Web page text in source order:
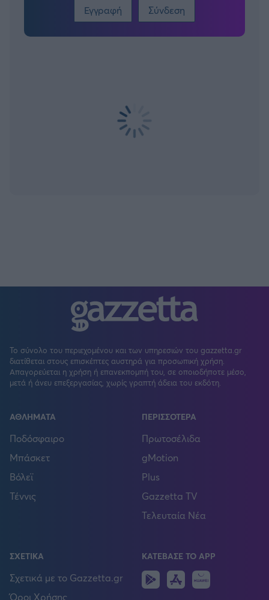
Εγγραφή Σύνδεση
Το σύνολο του περιεχομένου και των υπηρεσιών του gazzetta.gr
διατίθεται στους επισκέπτες αυστηρά για προσωπική χρήση.
Απαγορεύεται η χρήση ή επανεκπομπή του, σε οποιοδήποτε μέσο,
μετά ή άνευ επεξεργασίας, χωρίς γραπτή άδεια του εκδότη.
ΑΘΛΗΜΑΤΑ
Ποδόσφαιρο
Μπάσκετ
Βόλεϊ
Τέννις
ΠΕΡΙΣΣΟΤΕΡΑ
Πρωτοσέλιδα
gMotion
Plus
Gazzetta TV
Τελευταία Νέα
ΣΧΕΤΙΚΑ
Σχετικά με το Gazzetta.gr
Όροι Χρήσης
ΚΑΤΕΒΑΣΕ ΤΟ APP
Android
IOS